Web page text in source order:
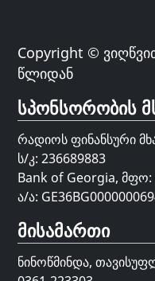
Copyright ©
წლიდან
სპონსორობის
რადიოს ფინანსური
ს/კ: 236689883
Bank of Georgia, მფო:
ა/ა:
მისამართი
ნინოწმინდა,